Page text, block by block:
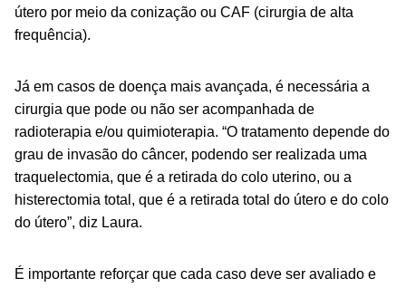
útero por meio da conização ou CAF (cirurgia de alta
frequência).
Já em casos de doença mais avançada, é necessária a
cirurgia que pode ou não ser acompanhada de
radioterapia e/ou quimioterapia. “O tratamento depende do
grau de invasão do câncer, podendo ser realizada uma
traquelectomia, que é a retirada do colo uterino, ou a
histerectomia total, que é a retirada total do útero e do colo
do útero”, diz Laura.
É importante reforçar que cada caso deve ser avaliado e